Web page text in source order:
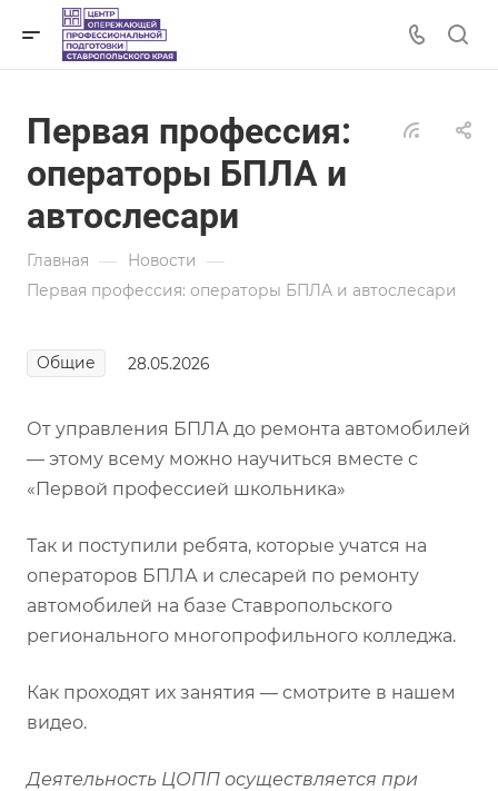
Первая профессия:
операторы БПЛА и
автослесари
Главная — Новости —
Первая профессия: операторы БПЛА и автослесари
Общие 28.05.2026
От управления БПЛА до ремонта автомобилей
— этому всему можно научиться вместе с
«Первой профессией школьника»
Так и поступили ребята, которые учатся на
операторов БПЛА и слесарей по ремонту
автомобилей на базе Ставропольского
регионального многопрофильного колледжа.
Как проходят их занятия — смотрите в нашем
видео.
Деятельность ЦОПП осуществляется при